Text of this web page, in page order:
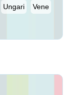
Ungari Vene